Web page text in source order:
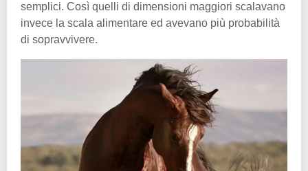
semplici. Così quelli di dimensioni maggiori scalavano
invece la scala alimentare ed avevano più probabilità
di sopravvivere.